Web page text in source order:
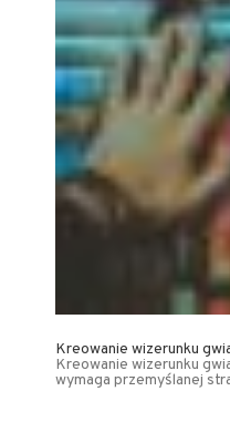
Kreowanie wizerunku
Kreowanie wizerunku
wymaga przemyślanej